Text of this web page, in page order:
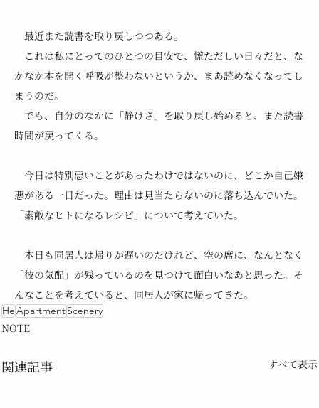
最近また読書を取り戻しつつある。
これは私にとってのひとつの目安で、慌ただしい日々だと、な
かなか本を開く呼吸が整わないというか、まあ読めなくなってし
まうのだ。
でも、自分のなかに「静けさ」を取り戻し始めると、また読書
時間が戻ってくる。
今日は特別悪いことがあったわけではないのに、どこか自己嫌
悪がある一日だった。理由は見当たらないのに落ち込んでいた。
「素敵なヒトになるレシピ」について考えていた。
本日も同居人は帰りが遅いのだけれど、空の席に、なんとなく
「彼の気配」が残っているのを見つけて面白いなあと思った。そ
んなことを考えていると、同居人が家に帰ってきた。
HeApartmentScenery
NOTE
関連記事 すべて表示